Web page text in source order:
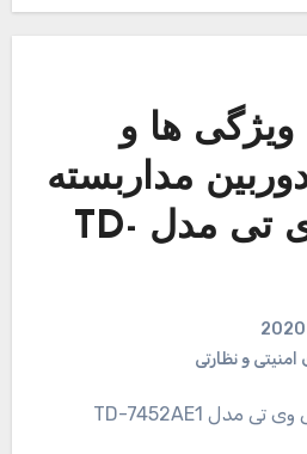
ها و
مداربسته
آنالوگ تی وی تی مدل TD-
و نظارتی